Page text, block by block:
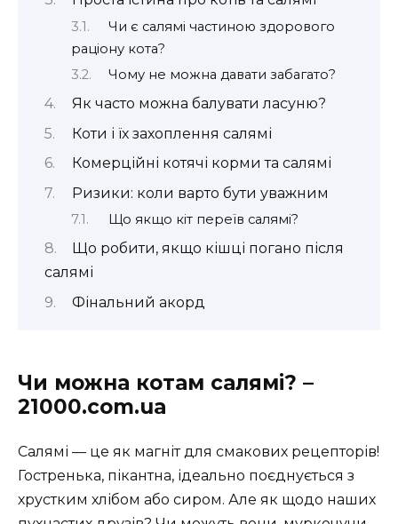
Чи є салямі частиною здорового
раціону кота?
Чому не можна давати забагато?
Як часто можна балувати ласуню?
Коти і їх захоплення салямі
Комерційні котячі корми та салямі
Ризики: коли варто бути уважним
Що якщо кіт переїв салямі?
Що робити, якщо кішці погано після
салямі
Фінальний акорд
Чи можна котам салямі? –
21000.com.ua
Салямі — це як магніт для смакових рецепторів!
Гостренька, пікантна, ідеально поєднується з
хрустким хлібом або сиром. Але як щодо наших